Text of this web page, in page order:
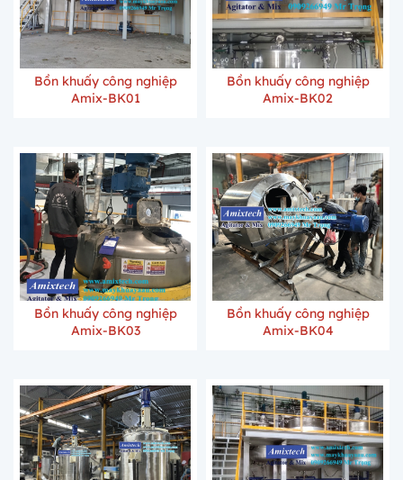
Bồn khuấy công nghiệp
Amix-BK01
Bồn khuấy công nghiệp
Amix-BK02
Bồn khuấy công nghiệp
Amix-BK03
Bồn khuấy công nghiệp
Amix-BK04